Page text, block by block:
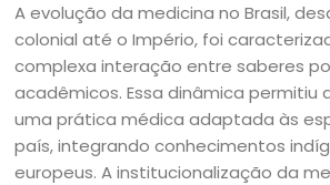
A evolução da medicina no Brasil,
colonial até o Império, foi
complexa interação entre saberes
acadêmicos. Essa dinâmica permitiu
uma prática médica adaptada às
país, integrando conhecimentos
europeus. A institucionalização da